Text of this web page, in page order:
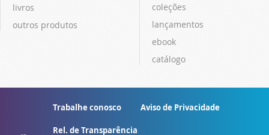
livros
outros produtos
coleções
lançamentos
ebook
catálogo
Trabalhe conosco Aviso de Privacidade
Rel. de Transparência